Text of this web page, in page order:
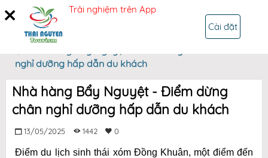
ĐĂNG NHẬP
Trang chủ
nghỉ dưỡng hấp dẫn du khách
Nhà hàng Bẩy Nguyệt - Điểm dừng
chân nghỉ dưỡng hấp dẫn du khách
13/05/2025 1442 0
Điểm du lịch sinh thái xóm Đồng Khuân, một điểm đến
Trải nghiệm trên App
Cài đặt